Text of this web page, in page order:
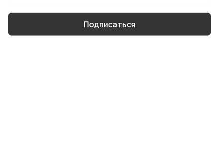
Подписаться